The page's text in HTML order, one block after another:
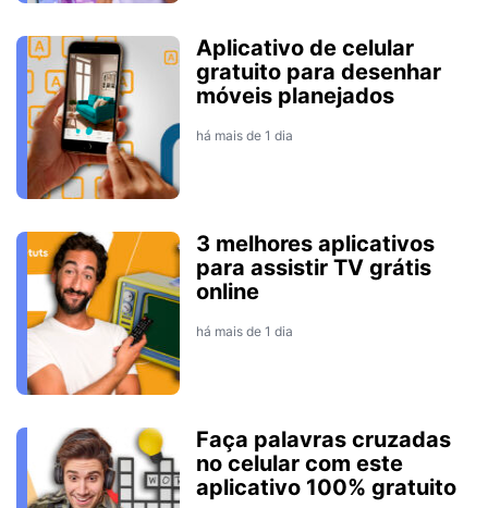
Aplicativo de celular
gratuito para desenhar
móveis planejados
há mais de 1 dia
3 melhores aplicativos
para assistir TV grátis
online
há mais de 1 dia
Faça palavras cruzadas
no celular com este
aplicativo 100% gratuito